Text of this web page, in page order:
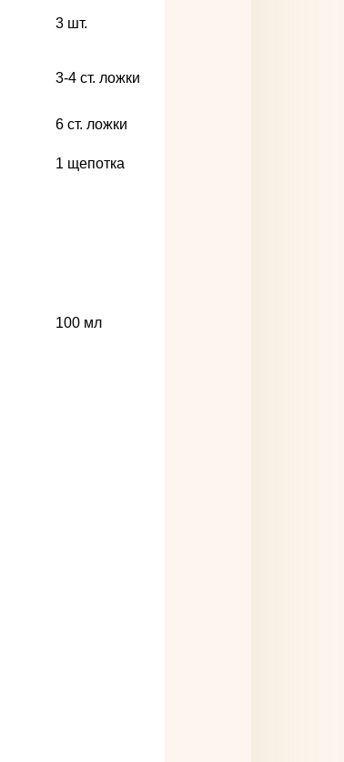
3 шт.
3-4 ст. ложки
6 ст. ложки
1 щепотка
100 мл